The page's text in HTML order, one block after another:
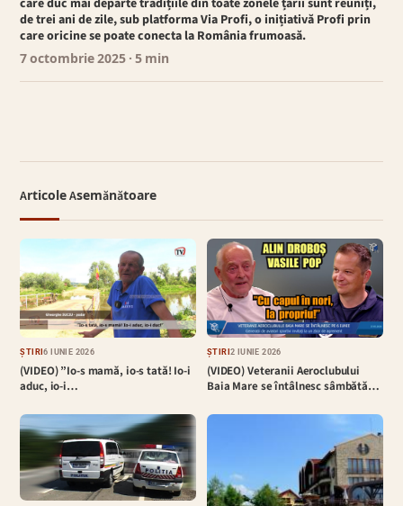
care duc mai departe tradițiile din toate zonele țării sunt reuniți,
de trei ani de zile, sub platforma Via Profi, o inițiativă Profi prin
care oricine se poate conecta la România frumoasă.
7 octombrie 2025 · 5 min
Articole Asemănătoare
ȘTIRI6 IUNIE 2026
(VIDEO) ”Io-s mamă, io-s tată! Io-i
aduc, io-i…
ȘTIRI2 IUNIE 2026
(VIDEO) Veteranii Aeroclubului
Baia Mare se întâlnesc sâmbătă…